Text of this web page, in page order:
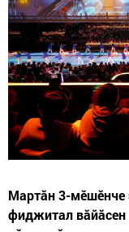
Мартăн 3-мӗшӗнче
фиджитал